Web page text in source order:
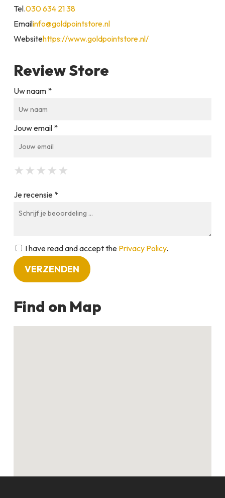
Tel.030 634 21 38
Emailinfo@goldpointstore.nl
Websitehttps://www.goldpointstore.nl/
Review Store
Uw naam *
Jouw email *
★
★ ★
★ ★ ★
★ ★ ★ ★
★ ★ ★ ★ ★
Je recensie *
I have read and accept the Privacy Policy.
Find on Map